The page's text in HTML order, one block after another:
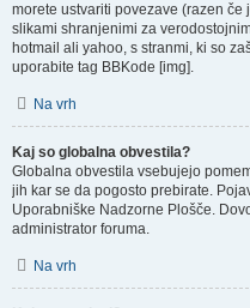
morete ustvariti povezave (razen
slikami shranjenimi za
hotmail ali yahoo, s stranmi, ki so
uporabite tag BBKode [img].
Na vrh
Kaj so globalna obvestila?
Globalna obvestila vsebujejo
jih kar se da pogosto prebirate.
Uporabniške Nadzorne Plošče.
administrator foruma.
Na vrh